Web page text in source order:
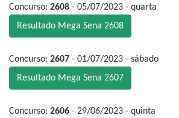
Concurso: 2608 - 05/07/2023 - quarta
Resultado Mega Sena 2608
Concurso: 2607 - 01/07/2023 - sábado
Resultado Mega Sena 2607
Concurso: 2606 - 29/06/2023 - quinta